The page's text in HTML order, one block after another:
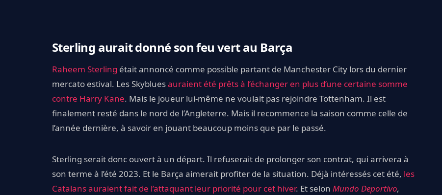
Sterling aurait donné son feu vert au Barça
Raheem Sterling était annoncé comme possible partant de Manchester City lors du dernier
mercato estival. Les Skybluesauraient été prêts à l’échanger en plus d’une certaine somme
contre Harry Kane. Mais le joueur lui-même ne voulait pas rejoindre Tottenham. Il est
finalement resté dans le nord de l’Angleterre. Mais il recommence la saison comme celle de
l’année dernière, à savoir en jouant beaucoup moins que par le passé.
Sterling serait donc ouvert à un départ. Il refuserait de prolonger son contrat, qui arrivera à
son terme à l’été 2023. Et le Barça aimerait profiter de la situation. Déjà intéressés cet été, les
Catalans auraient fait de l’attaquant leur priorité pour cet hiver. Et selon Mundo Deportivo,